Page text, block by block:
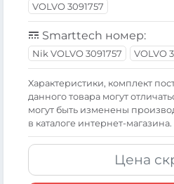
VOLVO 3091757
Smarttech номер:
Nik VOLVO 3091757 VOLVO
Xарактеристики, комплект
данного товара могут
могут быть изменены
в каталоге интернет-магазина.
Цена